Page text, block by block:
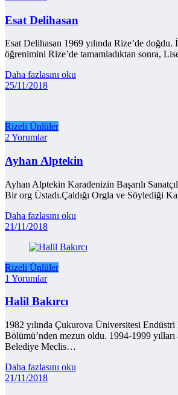
Esat Delihasan
Esat Delihasan 1969 yılında Rize’de
öğrenimini Rize’de tamamladıktan sonra,
Daha fazlasını oku
25/11/2018
Rizeli Ünlüler
2 Yorumlar
Ayhan Alptekin
Ayhan Alptekin Karadenizin Başarılı
Bir org Üstadı.Çaldığı Orgla ve Söylediği
Daha fazlasını oku
21/11/2018
Rizeli Ünlüler
1 Yorumlar
Halil Bakırcı
1982 yılında Çukurova Üniversitesi
Bölümü’nden mezun oldu. 1994-1999 yılları
Belediye Meclis…
Daha fazlasını oku
21/11/2018